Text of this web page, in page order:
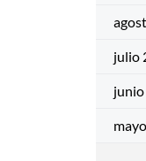
julio